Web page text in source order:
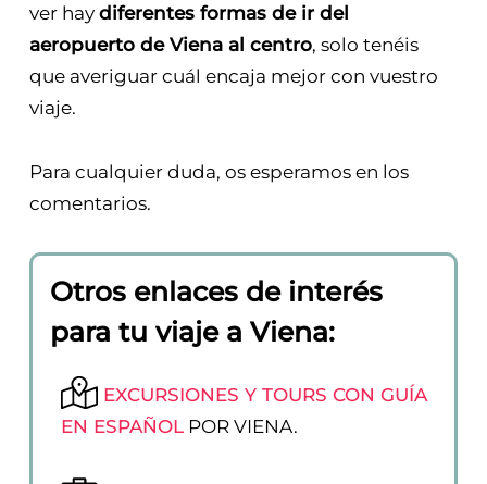
ver hay diferentes formas de ir del
aeropuerto de Viena al centro, solo tenéis
que averiguar cuál encaja mejor con vuestro
viaje.
Para cualquier duda, os esperamos en los
comentarios.
Otros enlaces de interés
para tu viaje a Viena:
EXCURSIONES Y TOURS CON GUÍA
EN ESPAÑOLPOR VIENA.